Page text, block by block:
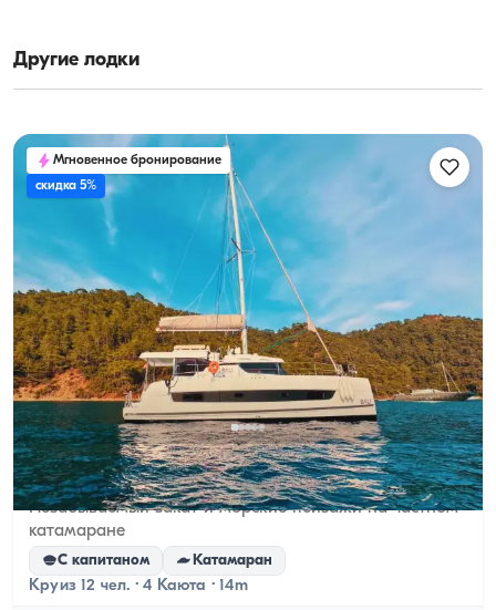
Другие лодки
Мгновенное бронирование
скидка 5%
Гёчек, Muğla Новая лодка
Незабываемый закат и морские пейзажи на частном
катамаране
С капитаном Катамаран
Круиз 12 чел. · 4 Каюта · 14m